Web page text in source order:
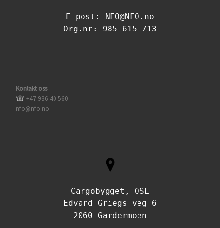
E-post: NFO@NFO.no
Org.nr: 985 615 713
Kontakt oss
☏ +47 936 40 560
nfo@nfo.no
Cargobygget, OSL
Edvard Griegs veg 6
2060 Gardermoen